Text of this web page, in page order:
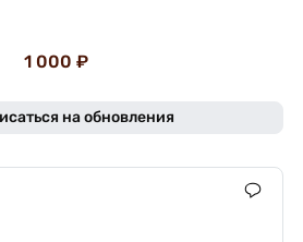
1 000 ₽
на обновления